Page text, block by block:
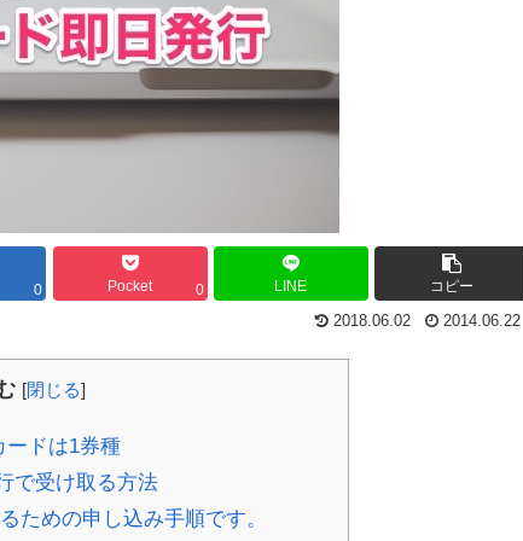
0 Pocket 0 LINE コピー
2018.06.02 2014.06.22
[閉じる]
ードは1券種
で受け取る方法
ための申し込み手順です。